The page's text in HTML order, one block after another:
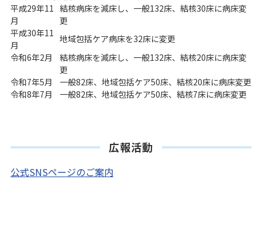
平成29年11
月
結核病床を減床し、一般132床、結核30床に病床変
更
平成30年11
月
地域包括ケア病床を32床に変更
令和6年2月
結核病床を減床し、一般132床、結核20床に病床変
更
令和7年5月
一般82床、地域包括ケア50床、結核20床に病床変更
令和8年7月
一般82床、地域包括ケア50床、結核7床に病床変更
広報活動
公式SNSページのご案内